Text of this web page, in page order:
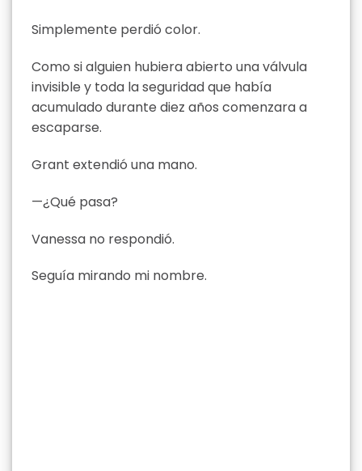
Simplemente perdió color.
Como si alguien hubiera abierto una válvula
invisible y toda la seguridad que había
acumulado durante diez años comenzara a
escaparse.
Grant extendió una mano.
—¿Qué pasa?
Vanessa no respondió.
Seguía mirando mi nombre.